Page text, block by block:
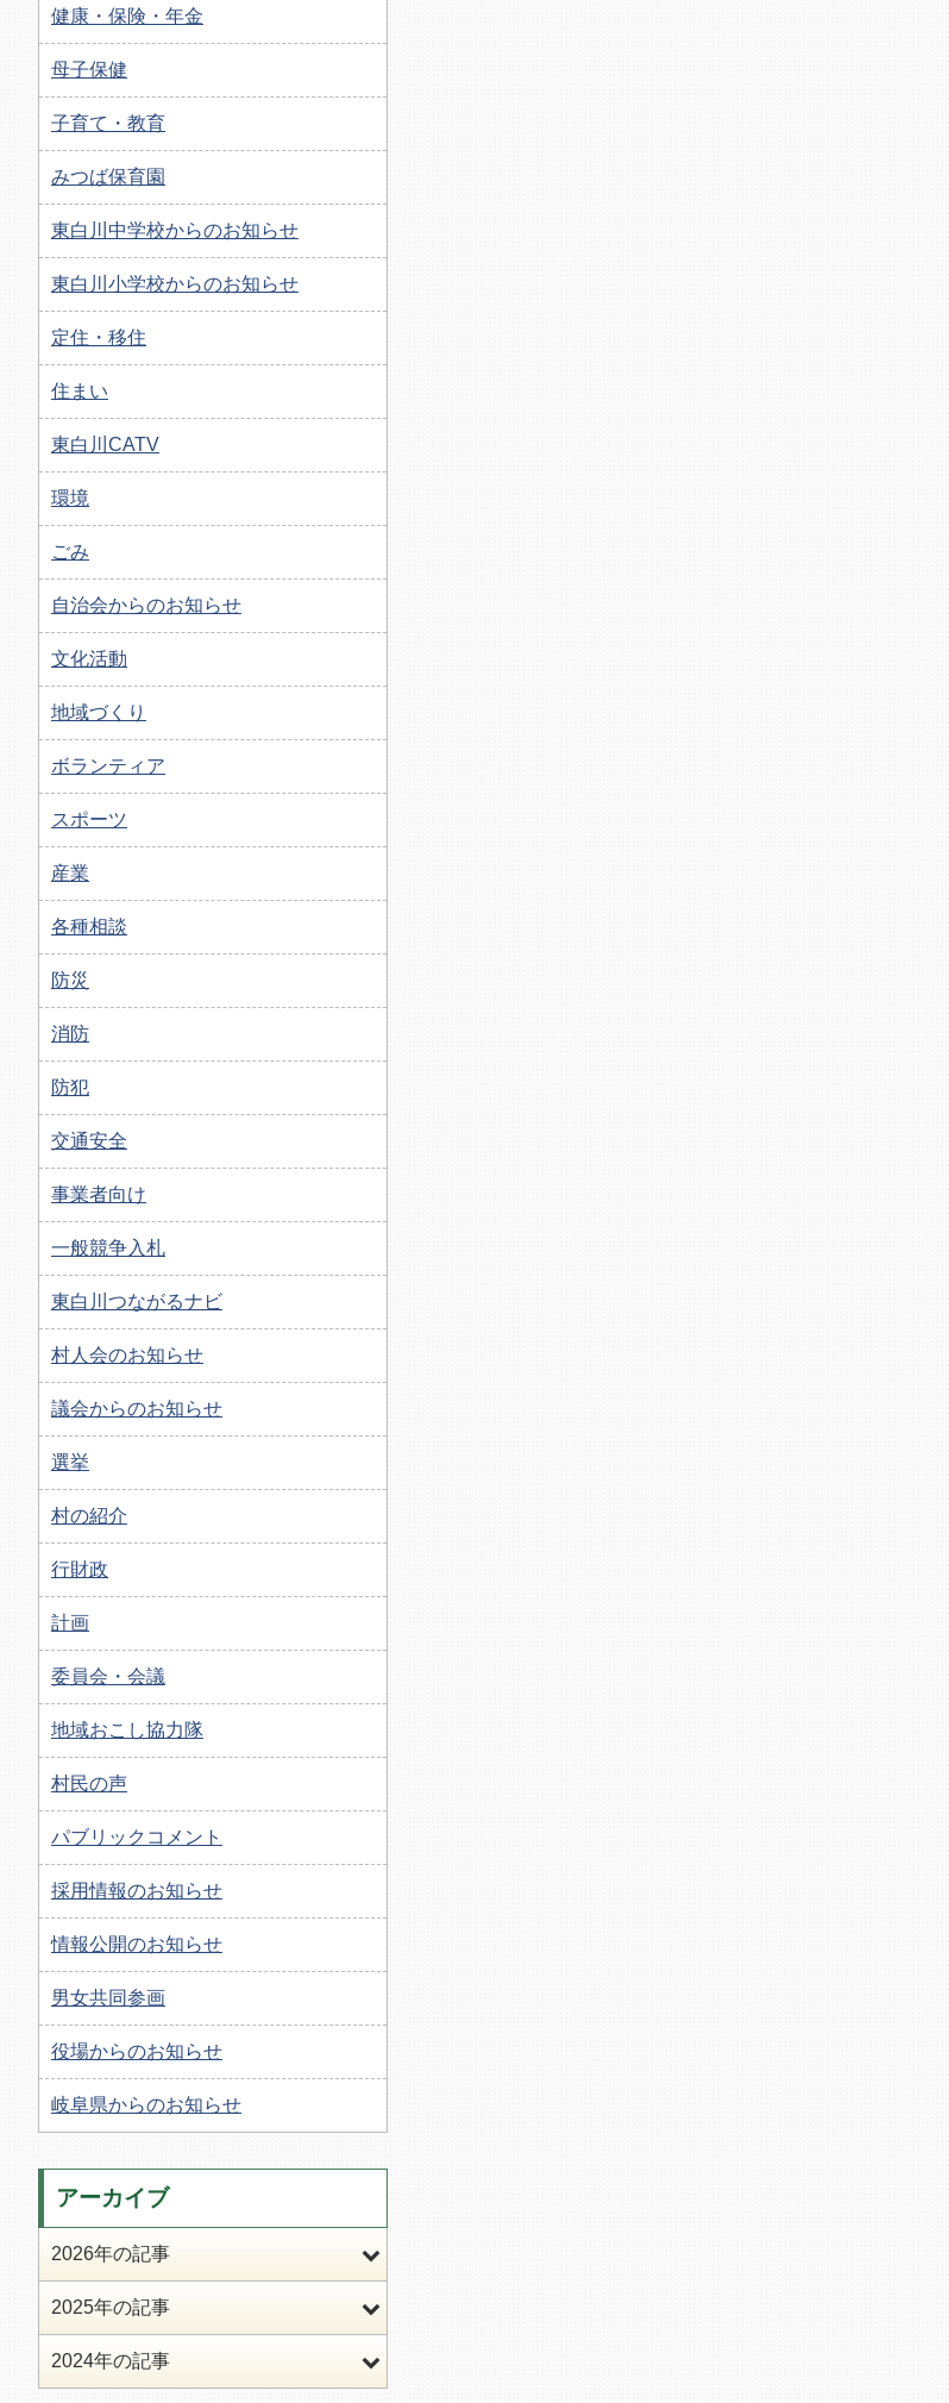
健康・保険・年金
母子保健
子育て・教育
みつば保育園
東白川中学校からのお知らせ
東白川小学校からのお知らせ
定住・移住
住まい
東白川CATV
環境
ごみ
自治会からのお知らせ
文化活動
地域づくり
ボランティア
スポーツ
産業
各種相談
防災
消防
防犯
交通安全
事業者向け
一般競争入札
東白川つながるナビ
村人会のお知らせ
議会からのお知らせ
選挙
村の紹介
行財政
計画
委員会・会議
地域おこし協力隊
村民の声
パブリックコメント
採用情報のお知らせ
情報公開のお知らせ
男女共同参画
役場からのお知らせ
岐阜県からのお知らせ
アーカイブ
2026年の記事
2025年の記事
2024年の記事